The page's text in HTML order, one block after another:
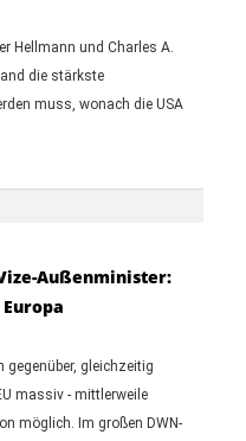
Hellmann und Charles A.
die stärkste
muss, wonach die USA
Außenminister:
gleichzeitig
massiv - mittlerweile
möglich. Im großen DWN-